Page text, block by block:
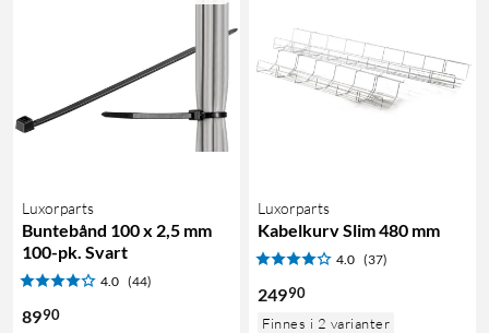
Luxorparts
Buntebånd 100 x 2,5 mm
100-pk. Svart
4.0 (44)
8990
Luxorparts
Kabelkurv Slim 480 mm
4.0 (37)
24990
Finnes i 2 varianter